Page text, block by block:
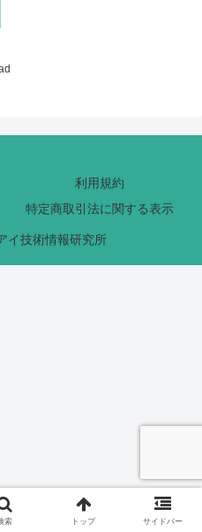
利用規約
特定商取引法に関する表示
イ技術情報研究所
索 トップ サイドバー